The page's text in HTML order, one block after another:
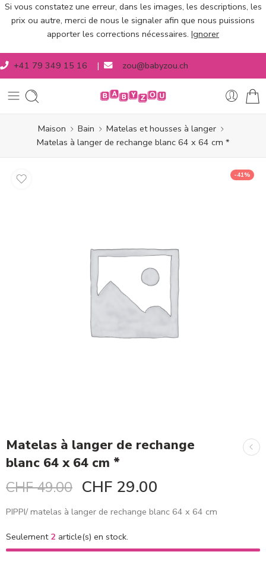
Si vous constatez une erreur, dans les images, les descriptions, les
prix ou autre, merci de nous le signaler afin que nous puissions
apporter les corrections nécessaires. Ignorer
+41 79 349 15 16 | zou@babyzou.ch
Maison Bain
Matelas et housses à langer
Matelas à langer de rechange blanc 64 x 64 cm *
-41%
Matelas à langer de rechange
blanc 64 x 64 cm *
CHF49.00 CHF 29.00
PIPPI/ matelas à langer de rechange blanc 64 x 64 cm
Seulement 2 article(s) en stock.